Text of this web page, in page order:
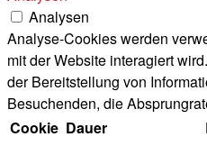
Analysen
Analyse-Cookies werden
mit der Website interagiert
der Bereitstellung von
Besuchenden, die
Cookie Dauer